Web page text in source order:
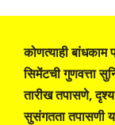
कोणत्याही बांधकाम
सिमेंटची गुणवत्ता
तारीख तपासणे,
सुसंगतता तपासणी